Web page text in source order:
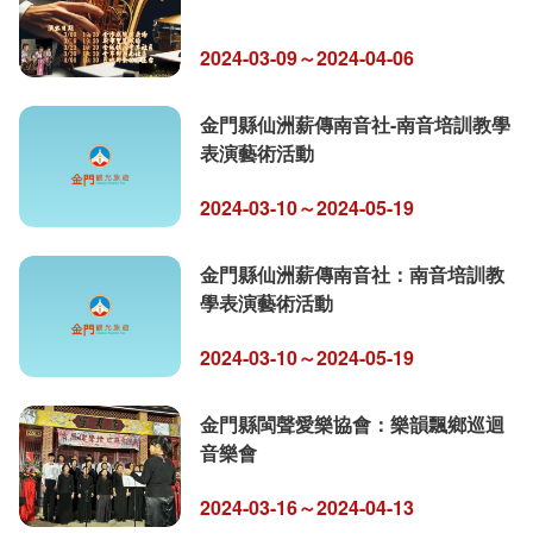
2024-03-09～2024-04-06
金門縣仙洲薪傳南音社-南音培訓教學
表演藝術活動
2024-03-10～2024-05-19
金門縣仙洲薪傳南音社：南音培訓教
學表演藝術活動
2024-03-10～2024-05-19
金門縣閩聲愛樂協會：樂韻飄鄉巡迴
音樂會
2024-03-16～2024-04-13